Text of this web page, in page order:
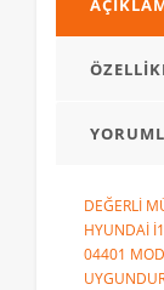
DEĞERLİ
HYUNDAİ
04401